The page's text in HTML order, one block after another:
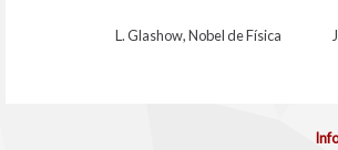
L. Glashow, Nobel de Física J. M.